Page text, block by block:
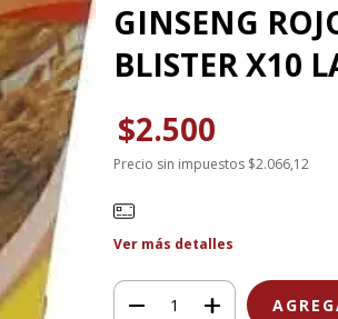
GINSENG
BLISTER X10
$2.500
Precio sin impuestos $2.066,12
Ver más detalles